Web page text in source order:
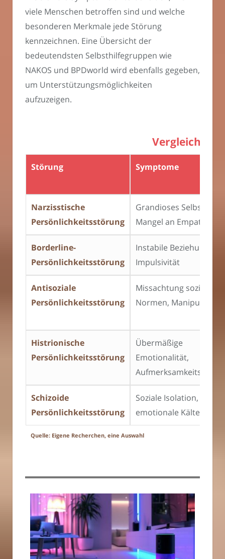
viele Menschen betroffen sind und welche
besonderen Merkmale jede Störung
kennzeichnen. Eine Übersicht der
bedeutendsten Selbsthilfegruppen wie
NAKOS und BPDworld wird ebenfalls gegeben,
um Unterstützungsmöglichkeiten
aufzuzeigen.
Vergleich
Störung Symptome
Narzisstische
Persönlichkeitsstörung
Grandioses Selbstbild,
Mangel an Empathie
Borderline-
Persönlichkeitsstörung
Instabile Beziehungen,
Impulsivität
Antisoziale
Persönlichkeitsstörung
Missachtung sozialer
Normen, Manipulation
Histrionische
Persönlichkeitsstörung
Übermäßige
Emotionalität,
Aufmerksamkeitssuche
Schizoide
Persönlichkeitsstörung
Soziale Isolation,
emotionale Kälte
Quelle: Eigene Recherchen, eine Auswahl